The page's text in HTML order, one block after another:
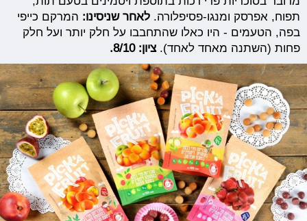
תפוח, אפרסק ומנגו-פסיפלורה.לאחר שניסינו: המרקם כייפי
בפה, הטעמים - היו כאלו שהתחבבו על חלק יותר ועל חלק
פחות (השתנה מאחד לאחד).ציון: 8/10.